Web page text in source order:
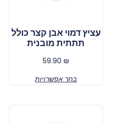
עציץ דמוי אבן קצר כולל
תתתית מובנית
59.90 ₪
בחר אפשרויות